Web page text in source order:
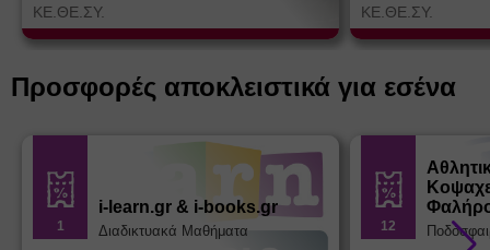
ΚΕ.ΘΕ.ΣΥ.
ΚΕ.ΘΕ.ΣΥ.
Προσφορές αποκλειστικά για εσένα
1
i-learn.gr & i-books.gr
Διαδικτυακά Μαθήματα 12